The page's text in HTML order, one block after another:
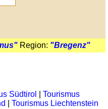
Region: "Bregenz"
Südtirol
Tourismus
Tourismus Liechtenstein